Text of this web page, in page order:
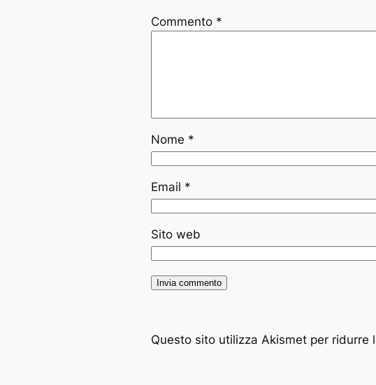
Commento *
Nome *
Email *
Sito web
Questo sito utilizza Akismet per ridurre